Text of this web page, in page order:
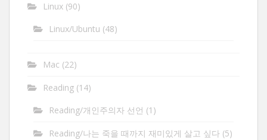
Linux (90)
Linux/Ubuntu (48)
Mac (22)
Reading (14)
Reading/개인주의자 선언 (1)
Reading/나는 죽을 때까지 재미있게 살고 싶다 (5)